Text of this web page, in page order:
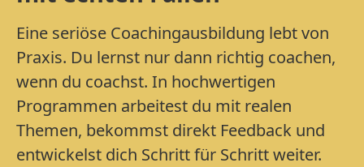
Eine seriöse Coachingausbildung lebt von
Praxis. Du lernst nur dann richtig coachen,
wenn du coachst. In hochwertigen
Programmen arbeitest du mit realen
Themen, bekommst direkt Feedback und
entwickelst dich Schritt für Schritt weiter.